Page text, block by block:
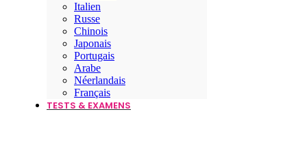
Italien
Russe
Chinois
Japonais
Portugais
Arabe
Néerlandais
Français
TESTS & EXAMENS